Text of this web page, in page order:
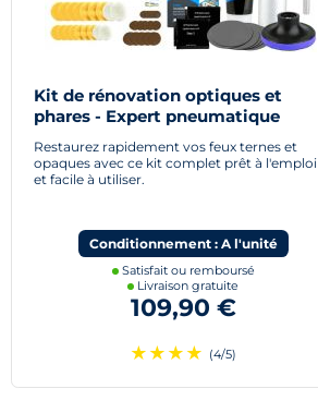
Kit de rénovation optiques et
phares - Expert pneumatique
Restaurez rapidement vos feux ternes et
opaques avec ce kit complet prêt à l'emploi
et facile à utiliser.
Conditionnement : A l'unité
Satisfait ou remboursé
Livraison gratuite
109,90 €
★ ★ ★ ★ (4/5)